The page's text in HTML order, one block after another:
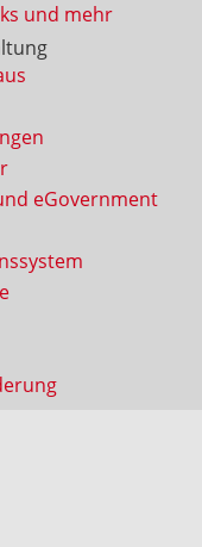
und mehr
eGovernment